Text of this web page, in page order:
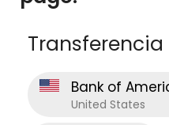
Bank of
United States